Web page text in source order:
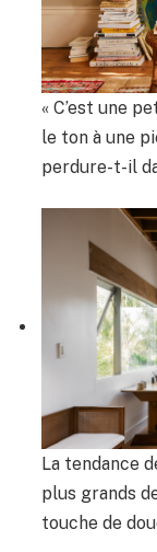
« C’est une
le ton à une
perdure-t-il
La tendance
plus grands
touche de